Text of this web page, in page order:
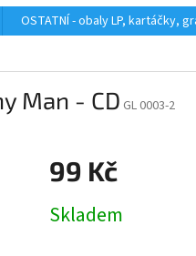
OSTATNÍ - obaly LP, kartáčky,
Man - CD GL 0003-2
99 Kč
cena:
Skladem